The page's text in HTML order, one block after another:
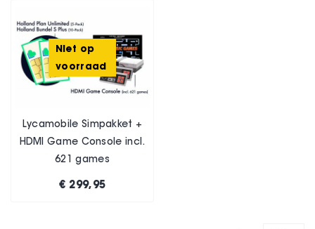
Niet op
voorraad
Lycamobile Simpakket +
HDMI Game Console incl.
621 games
€ 299,95